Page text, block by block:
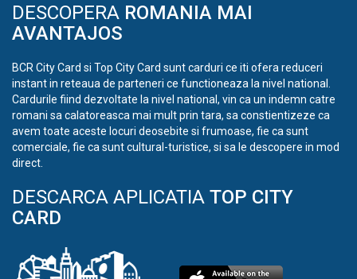
DESCOPERA ROMANIA MAI
AVANTAJOS
BCR City Card si Top City Card sunt carduri ce iti ofera reduceri
instant in reteaua de parteneri ce functioneaza la nivel national.
Cardurile fiind dezvoltate la nivel national, vin ca un indemn catre
romani sa calatoreasca mai mult prin tara, sa constientizeze ca
avem toate aceste locuri deosebite si frumoase, fie ca sunt
comerciale, fie ca sunt cultural-turistice, si sa le descopere in mod
direct.
DESCARCA APLICATIA TOP CITY
CARD